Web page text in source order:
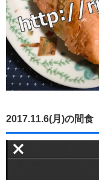
2017.11.6(月)の間食